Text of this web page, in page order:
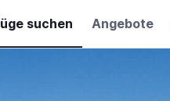
suchen Angebote